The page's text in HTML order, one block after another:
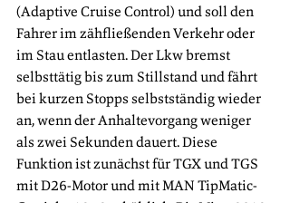
(Adaptive Cruise Control) und soll den
Fahrer im zähfließenden Verkehr oder
im Stau entlasten. Der Lkw bremst
selbsttätig bis zum Stillstand und fährt
bei kurzen Stopps selbstständig wieder
an, wenn der Anhaltevorgang weniger
als zwei Sekunden dauert. Diese
Funktion ist zunächst für TGX und TGS
mit D26-Motor und mit MAN TipMatic-
Getriebe 12+2 erhältlich. Bis Mitte 2019